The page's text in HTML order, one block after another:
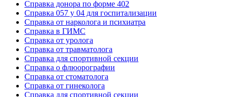
Cправка донора по форме 402
Cправка 057 у 04 для госпитализации
Справка от нарколога и психиатра
Справка в ГИМС
Cправка от уролога
Справка от травматолога
Справка для спортивной секции
Справка о флюорографии
Справка от стоматолога
Справка от гинеколога
Справка для спортивной секции